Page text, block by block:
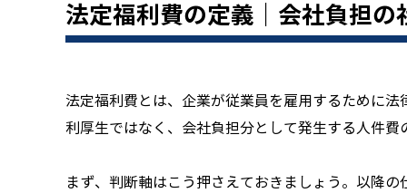
法定福利費の定義｜会社負担
法定福利費とは、企業が従業員を雇用するために
利厚生ではなく、会社負担分として発生する人件費
まず、判断軸はこう押さえておきましょう。以降